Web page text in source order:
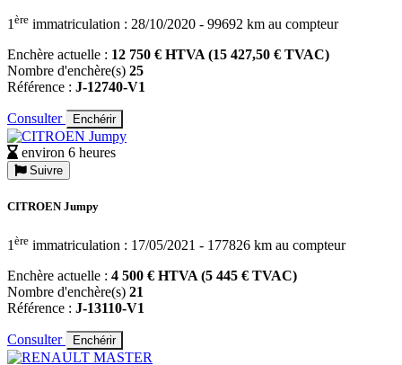
1 ère immatriculation : 28/10/2020 - 99692 km au compteur
Enchère actuelle : 12 750 € HTVA (15 427,50 € TVAC)
Nombre d'enchère(s) 25
Référence : J-12740-V1
Consulter Enchérir
environ 6 heures
Suivre
CITROEN Jumpy
1 ère immatriculation : 17/05/2021 - 177826 km au compteur
Enchère actuelle : 4 500 € HTVA (5 445 € TVAC)
Nombre d'enchère(s) 21
Référence : J-13110-V1
Consulter Enchérir